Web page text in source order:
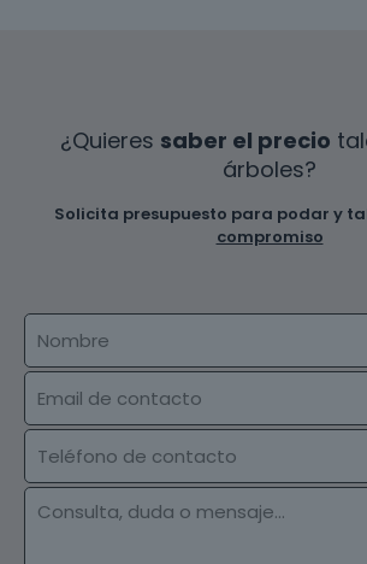
¿Quieres saber el precio
árboles?
Solicita presupuesto para podar y
compromiso